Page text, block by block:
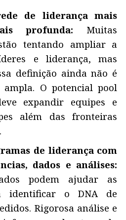
de liderança mais
profunda: Muitas
tentando ampliar a
e liderança, mas
definição ainda não é
ampla. O potencial pool
expandir equipes e
além das fronteiras
de liderança com
dados e análises:
podem ajudar as
identificar o DNA de
Rigorosa análise e